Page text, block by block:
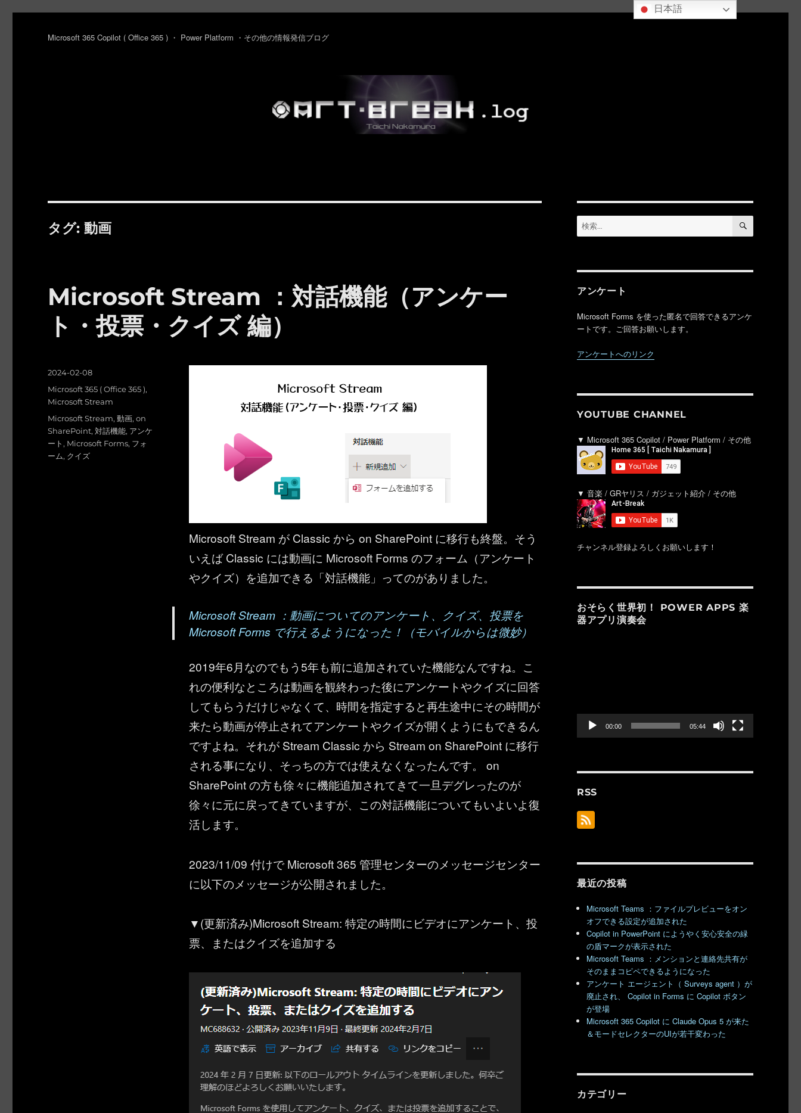
Microsoft 365 Copilot ( Office 365 ) ・ Power Platform ・その他の情報発信ブログ
タグ:動画
Microsoft Stream ：対話機能（アンケー
ト・投票・クイズ 編）
Microsoft Stream が Classic から on SharePoint に移行も終盤。そう
いえば Classic には動画に Microsoft Forms のフォーム（アンケート
やクイズ）を追加できる「対話機能」ってのがありました。
Microsoft Stream ：動画についてのアンケート、クイズ、投票を
Microsoft Forms で行えるようになった！（モバイルからは微妙）
2019年6月なのでもう5年も前に追加されていた機能なんですね。こ
れの便利なところは動画を観終わった後にアンケートやクイズに回答
してもらうだけじゃなくて、時間を指定すると再生途中にその時間が
来たら動画が停止されてアンケートやクイズが開くようにもできるん
ですよね。それが Stream Classic から Stream on SharePoint に移行
される事になり、そっちの方では使えなくなったんです。 on
SharePoint の方も徐々に機能追加されてきて一旦デグレったのが
徐々に元に戻ってきていますが、この対話機能についてもいよいよ復
活します。
2023/11/09 付けで Microsoft 365 管理センターのメッセージセンター
に以下のメッセージが公開されました。
▼(更新済み)Microsoft Stream: 特定の時間にビデオにアンケート、投
票、またはクイズを追加する
投
日:
2024-02-08
カ
テ
リ
Microsoft 365 ( Office 365 ),
Microsoft Stream
タ
グ
Microsoft Stream,動画,on
SharePoint,対話機能, アンケ
ート , Microsoft Forms, フォ
ーム, クイズ
検
索:
検
アンケート
Microsoft Forms を使った匿名で回答できるアンケ
ートです。ご回答お願いします。
アンケートへのリンク
YOUTUBE CHANNEL
▼ Microsoft 365 Copilot / Power Platform / その他
▼ 音楽 / GRヤリス / ガジェット紹介 / その他
チャンネル登録よろしくお願いします！
おそらく世界初！ POWER APPS 楽
器アプリ演奏会
00:00 05:44
RSS
最近の投稿
Microsoft Teams ：ファイルプレビューをオン
オフできる設定が追加された
Copilot in PowerPoint にようやく安心安全の緑
の盾マークが表示された
Microsoft Teams ：メンションと連絡先共有が
そのままコピペできるようになった
アンケート エージェント（ Surveys agent ）が
廃止され、 Copilot in Forms に Copilot ボタン
が登場
Microsoft 365 Copilot に Claude Opus 5 が来た
＆モードセレクターのUIが若干変わった
カテゴリー
日本語